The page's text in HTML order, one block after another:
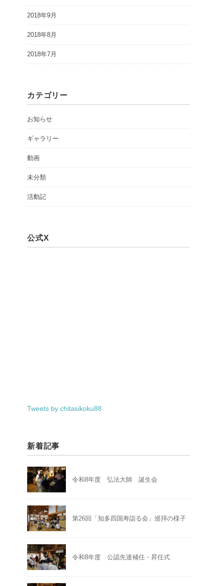
2018年9月
2018年8月
2018年7月
カテゴリー
お知らせ
ギャラリー
動画
未分類
活動記
公式X
Tweets by chitasikoku88
新着記事
令和8年度 弘法大師 誕生会
第26回「知多四国寿詣る会」巡拝の様子
令和8年度 公認先達補任・昇任式